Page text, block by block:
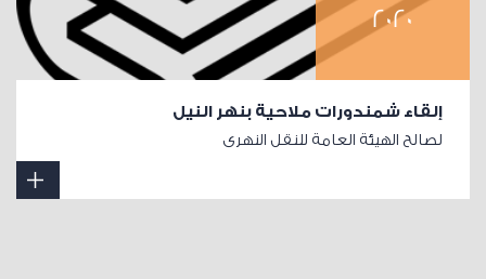
2020
إلقاء شمندورات ملاحية بنهر النيل
لصالح الهيئة العامة للنقل النهرى